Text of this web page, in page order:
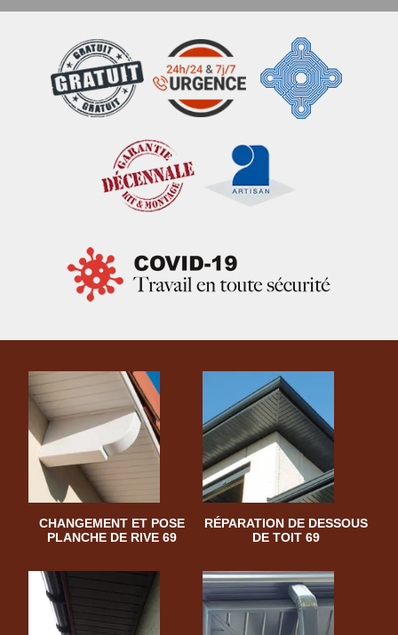
CHANGEMENT ET POSE
PLANCHE DE RIVE 69
RÉPARATION DE DESSOUS
DE TOIT 69